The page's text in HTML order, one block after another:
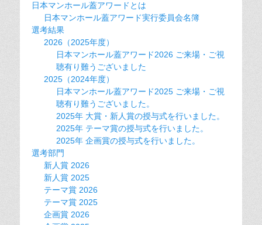
e
b
o
o
k
y
n
k
日本マンホール蓋アワードとは
日本マンホール蓋アワード実行委員会名簿
選考結果
2026（2025年度）
日本マンホール蓋アワード2026 ご来場・ご視
聴有り難うございました
2025（2024年度）
日本マンホール蓋アワード2025 ご来場・ご視
聴有り難うございました。
2025年 大賞・新人賞の授与式を行いました。
2025年 テーマ賞の授与式を行いました。
2025年 企画賞の授与式を行いました。
選考部門
新人賞 2026
新人賞 2025
テーマ賞 2026
テーマ賞 2025
企画賞 2026